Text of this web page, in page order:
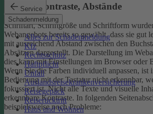
Service
Schadenmeldung
Alles zur Schadenmeldung
Kfz
Rechtsschutz
Haftpflicht
Unfall
Auslandsreisekrankenversicherung
Reisegepäck
Reiserücktritt
Haus und Wohnen
Schrift, Kontraste, Abstände
Schriftart, Schriftgröße und Schriftform
Webangebots bereits so gewählt, dass sie gut
mit ausreichend Abstand zwischen den
Absätzen dargestellt. Die Darstellung im
dies kann mit Einstellungen im Browser oder
Wenn Sie die Farben individuell anpassen, ist
Bedienung mit der Tastatur nicht erkennbar,
fokussiert ist.Nicht alle Texte und visuelle
erkennbare Kontraste. In folgenden
beispielsweise noch Probleme: